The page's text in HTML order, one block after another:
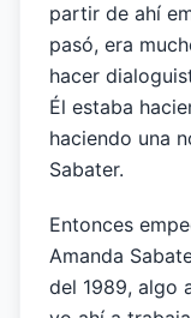
partir de ahí
pasó, era
hacer
Él estaba
haciendo una
Sabater.
Entonces
Amanda
del 1989, algo